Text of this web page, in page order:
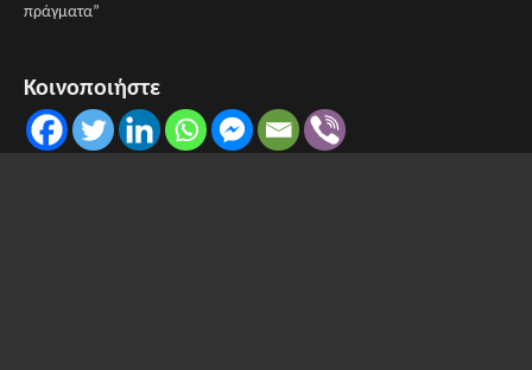
πράγματα”
Κοινοποιήστε